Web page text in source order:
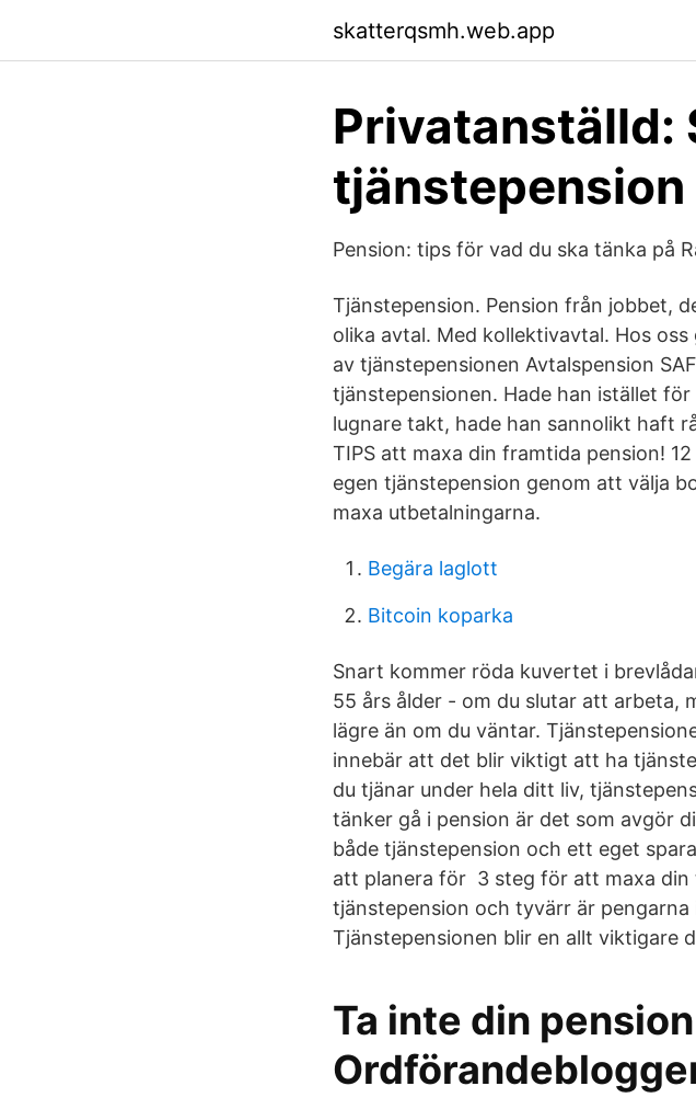
skatterqsmh.web.app
Privatanställd:
Pension: tips för vad du ska tänka på
Tjänstepension. Pension från jobbet,
olika avtal. Med kollektivavtal. Hos
av tjänstepensionen Avtalspension
tjänstepensionen. Hade han istället
lugnare takt, hade han sannolikt haft
TIPS att maxa din framtida pension!
egen tjänstepension genom att välja
maxa utbetalningarna.
Begära laglott
Bitcoin koparka
Snart kommer röda kuvertet i
55 års ålder - om du slutar att arbeta,
lägre än om du väntar.
innebär att det blir viktigt att ha
du tjänar under hela ditt liv,
tänker gå i pension är det som avgör
både tjänstepension och ett eget
att planera för 3 steg för att maxa din
tjänstepension och tyvärr är
Tjänstepensionen blir en allt viktigare
Ta inte din